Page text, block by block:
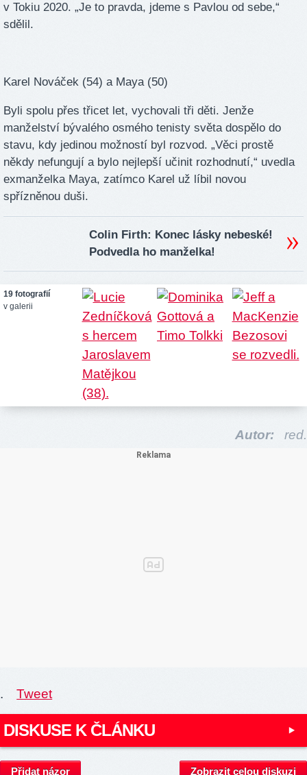
v Tokiu 2020. „Je to pravda, jdeme s Pavlou od sebe,“
sdělil.
Karel Nováček (54) a Maya (50)
Byli spolu přes třicet let, vychovali tři děti. Jenže
manželství bývalého osmého tenisty světa dospělo do
stavu, kdy jedinou možností byl rozvod. „Věci prostě
někdy nefungují a bylo nejlepší učinit rozhodnutí,“ uvedla
exmanželka Maya, zatímco Karel už líbil novou
spřízněnou duši.
Colin Firth: Konec lásky nebeské!
Podvedla ho manželka!
19 fotografií
v galerii
Autor: red.
. Tweet
DISKUSE K ČLÁNKU
Přidat názor Zobrazit celou diskuzi